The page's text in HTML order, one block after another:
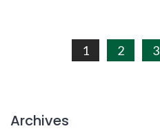
articles
1 2 3
Archives